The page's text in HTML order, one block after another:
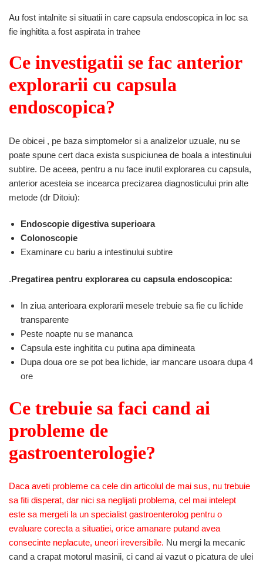
Au fost intalnite si situatii in care capsula endoscopica in loc sa
fie inghitita a fost aspirata in trahee
Ce investigatii se fac anterior
explorarii cu capsula
endoscopica?
De obicei , pe baza simptomelor si a analizelor uzuale, nu se
poate spune cert daca exista suspiciunea de boala a intestinului
subtire. De aceea, pentru a nu face inutil explorarea cu capsula,
anterior acesteia se incearca precizarea diagnosticului prin alte
metode (dr Ditoiu):
Endoscopie digestiva superioara
Colonoscopie
Examinare cu bariu a intestinului subtire
.Pregatirea pentru explorarea cu capsula endoscopica:
In ziua anterioara explorarii mesele trebuie sa fie cu lichide
transparente
Peste noapte nu se mananca
Capsula este inghitita cu putina apa dimineata
Dupa doua ore se pot bea lichide, iar mancare usoara dupa 4
ore
Ce trebuie sa faci cand ai
probleme de
gastroenterologie?
Daca aveti probleme ca cele din articolul de mai sus, nu trebuie
sa fiti disperat, dar nici sa neglijati problema, cel mai intelept
este sa mergeti la un specialist gastroenterolog pentru o
evaluare corecta a situatiei, orice amanare putand avea
consecinte neplacute, uneori ireversibile. Nu mergi la mecanic
cand a crapat motorul masinii, ci cand ai vazut o picatura de ulei